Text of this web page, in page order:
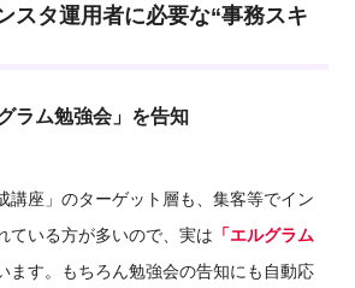
スタ運用者に必要な“事務スキ
ラム勉強会」を告知
講座」のターゲット層も、集客等でイン
ている方が多いので、実は 「エルグラム
ます。もちろん勉強会の告知にも自動応